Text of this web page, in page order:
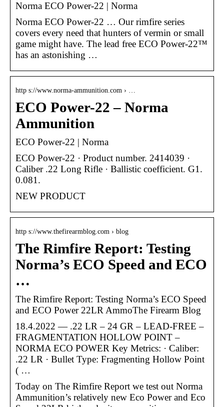
Norma ECO Power-22 | Norma
Norma ECO Power-22 … Our rimfire series
covers every need that hunters of vermin or small
game might have. The lead free ECO Power-22™
has an astonishing …
http s://www.norma-ammunition.com › …
ECO Power-22 – Norma
Ammunition
ECO Power-22 | Norma
ECO Power-22 · Product number. 2414039 ·
Caliber .22 Long Rifle · Ballistic coefficient. G1.
0.081.
NEW PRODUCT
http s://www.thefirearmblog.com › blog
The Rimfire Report: Testing
Norma’s ECO Speed and ECO
…
The Rimfire Report: Testing Norma’s ECO Speed
and ECO Power 22LR AmmoThe Firearm Blog
18.4.2022 — .22 LR – 24 GR – LEAD-FREE –
FRAGMENTATION HOLLOW POINT –
NORMA ECO POWER Key Metrics: · Caliber:
.22 LR · Bullet Type: Fragmenting Hollow Point
( …
Today on The Rimfire Report we test out Norma
Ammunition’s relatively new Eco Power and Eco